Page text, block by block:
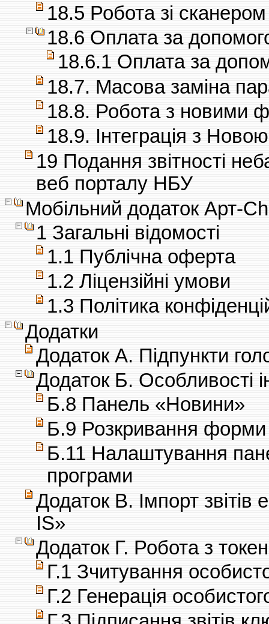
18.5 Робота зі
18.6 Оплата за
18.6.1 Оплата за
18.7. Масова заміна
18.8. Робота з новими
18.9. Інтеграція з
19 Подання звітності
веб порталу НБУ
Мобільний додаток Арт-
1 Загальні відомості
1.1 Публічна оферта
1.2 Ліцензійні умови
1.3 Політика
Додатки
Додаток А. Підпункти
Додаток Б. Особливості
Б.8 Панель «Новини»
Б.9 Розкривання форми
Б.11 Налаштування
програми
Додаток В. Імпорт
IS»
Додаток Г. Робота з
Г.1 Зчитування
Г.2 Генерація